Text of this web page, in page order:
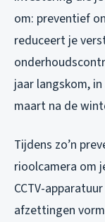
om: preventief
reduceert je
jaar langskom,
maart na de
Tijdens zo’n
rioolcamera om
CCTV-
afzettingen